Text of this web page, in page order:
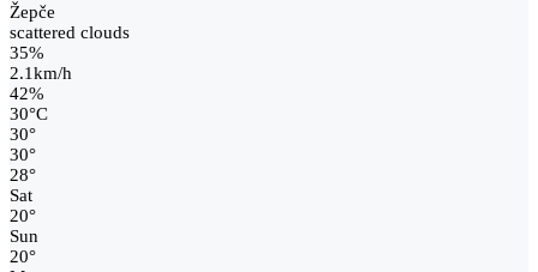
Žepče
scattered clouds
35%
2.1km/h
42%
30°C
30°
30°
28°
Sat
20°
Sun
20°